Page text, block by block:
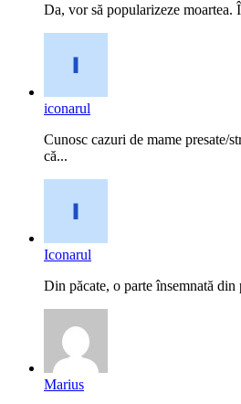
Da, vor să popularizeze moartea.
iconarul
Cunosc cazuri de mame presate/
că...
Iconarul
Din păcate, o parte însemnată
Marius